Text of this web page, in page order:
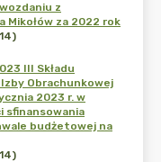
z
Mikołów za 2022 rok
III Składu
Obrachunkowej
2023 r. w
sfinansowania
budżetowej na